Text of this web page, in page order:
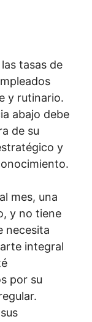
tasas de
y rutinario.
abajo debe
de su
y
mes, una
y no tiene
necesita
integral
por su